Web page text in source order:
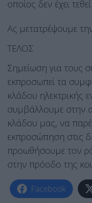
οποίος δεν έχει
Ας μετατρέψουμε
ΤΕΛΟΣ
Σημείωση για τους
εκπροσωπεί τα
κλάδου ηλεκτρικής
συμβάλλουμε στην
κλάδου μας, να
εκπροσώπηση στις
προωθήσουμε τον
στην πρόοδο της
Facebook